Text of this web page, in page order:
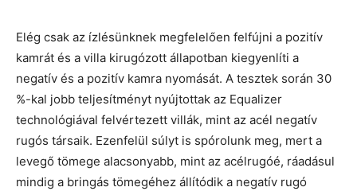
Elég csak az ízlésünknek megfelelően felfújni a pozitív
kamrát és a villa kirugózott állapotban kiegyenlíti a
negatív és a pozitív kamra nyomását. A tesztek során 30
%-kal jobb teljesítményt nyújtottak az Equalizer
technológiával felvértezett villák, mint az acél negatív
rugós társaik. Ezenfelül súlyt is spórolunk meg, mert a
levegő tömege alacsonyabb, mint az acélrugóé, ráadásul
mindig a bringás tömegéhez állítódik a negatív rugó